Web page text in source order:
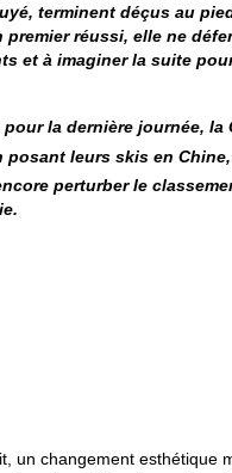
terminent déçus au
réussi, elle ne
et à imaginer la suite
la dernière journée,
posant leurs skis en
perturber le
changement esthétique